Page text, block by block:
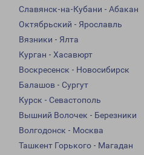
Славянск-на-Кубани - Абакан
Октябрьский - Ярославль
Вязники - Ялта
Курган - Хасавюрт
Воскресенск - Новосибирск
Балашов - Сургут
Курск - Севастополь
Вышний Волочек - Березники
Волгодонск - Москва
Ташкент Горького - Магадан